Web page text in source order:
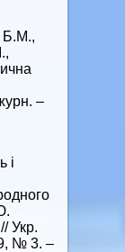
Б.М.,
–
і
Укр.
№ 3. –